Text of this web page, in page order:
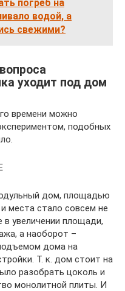
погреб на
водой, а
свежими?
уходит под дом
времени можно
подобных
дом, площадью
места стало совсем не
в увеличении площади,
а наоборот –
дома на
Т. к. дом стоит на
разобрать цоколь и
монолитной плиты. И